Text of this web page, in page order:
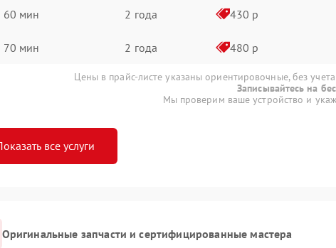
60 мин 2 года 430 р
70 мин 2 года 480 р
Цены в прайс-листе указаны ориентировочные, без учета
Записывайтесь на
Мы проверим ваше устройство и
все услуги
Оригинальные запчасти и сертифицированные мастера